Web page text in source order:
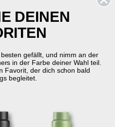
Mud
ZONE DENMARK
Singles Glasuntersetzer 6 Stck.
DEINEN
gefällt, und nimm an der
in der Farbe deiner Wahl teil.
Favorit, der dich schon bald
begleitet.